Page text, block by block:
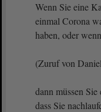
Wenn Sie eine
einmal Corona
haben, oder
(Zuruf von
dann müssen
dass Sie